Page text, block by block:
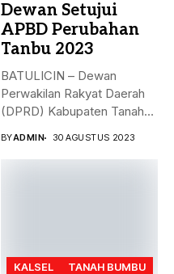
Dewan Setujui
APBD Perubahan
Tanbu 2023
BATULICIN – Dewan
Perwakilan Rakyat Daerah
(DPRD) Kabupaten Tanah
BYADMIN 30 AGUSTUS 2023
KALSEL TANAH BUMBU